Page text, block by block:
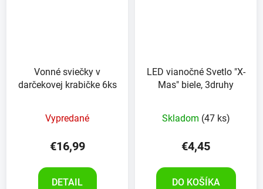
Vonné sviečky v
darčekovej krabičke 6ks
Vypredané
€16,99
DETAIL
LED vianočné Svetlo "X-
Mas" biele, 3druhy
Skladom (47 ks)
€4,45
DO KOŠÍKA